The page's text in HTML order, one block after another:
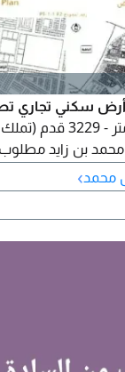
سكني تجاري
وطابقين مساحة 300
محمد›